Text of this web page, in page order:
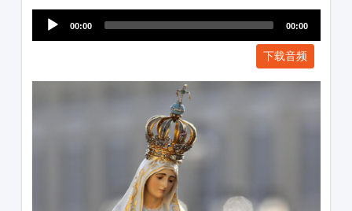
Player
00:00 00:00
下载音频